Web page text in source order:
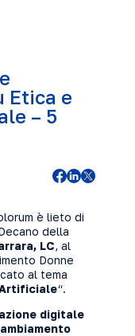
Etica e
– 5
è lieto di
della
LC, al
Donne
al tema
“.
digitale